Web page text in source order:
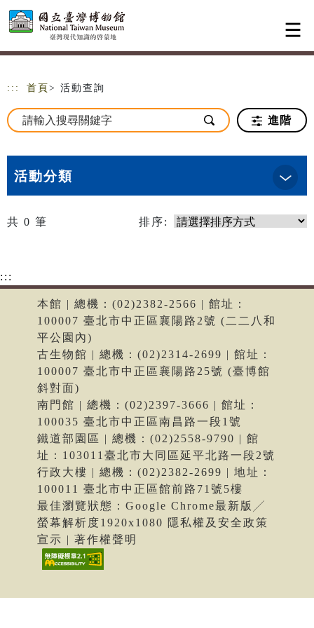
跳到主要內容
網站導覽
::: 首頁 > 活動查詢
進階
活動分類
共 0 筆 排序:
:::
本館 | 總機：(02)2382-2566 | 館址：
100007 臺北市中正區襄陽路2號 (二二八和
平公園內)
古生物館 | 總機：(02)2314-2699 | 館址：
100007 臺北市中正區襄陽路25號 (臺博館
斜對面)
南門館 | 總機：(02)2397-3666 | 館址：
100035 臺北市中正區南昌路一段1號
鐵道部園區 | 總機：(02)2558-9790 | 館
址：103011臺北市大同區延平北路一段2號
行政大樓 | 總機：(02)2382-2699 | 地址：
100011 臺北市中正區館前路71號5樓
最佳瀏覽狀態：Google Chrome最新版╱
螢幕解析度1920x1080 隱私權及安全政策
宣示 | 著作權聲明